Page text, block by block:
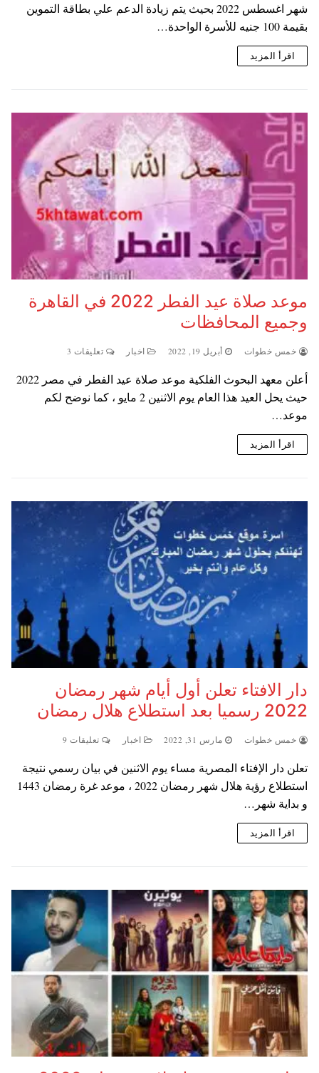
شهر اغسطس 2022 بحيث يتم زيادة الدعم علي بطاقة التموين
بقيمة 100 جنيه للأسرة الواحدة…
اقرأ المزيد
موعد صلاة عيد الفطر 2022 في القاهرة
وجميع المحافظات
خمس خطوات أبريل 19, 2022 اخبار تعليقات 3
أعلن معهد البحوث الفلكية موعد صلاة عيد الفطر في مصر 2022
حيث يحل العيد هذا العام يوم الاثنين 2 مايو ، كما نوضح لكم
موعد…
اقرأ المزيد
دار الافتاء تعلن أول أيام شهر رمضان
2022 رسميا بعد استطلاع هلال رمضان
خمس خطوات مارس 31, 2022 اخبار تعليقات 9
تعلن دار الإفتاء المصرية مساء يوم الاثنين في بيان رسمي نتيجة
استطلاع رؤية هلال شهر رمضان 2022 ، موعد غرة رمضان 1443
و بداية شهر…
اقرأ المزيد